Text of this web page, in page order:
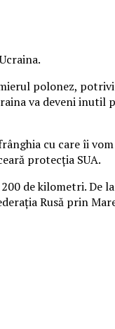
polonez,
va deveni inutil
cu care îi vom
protecţia SUA.
de kilometri. De
Rusă prin